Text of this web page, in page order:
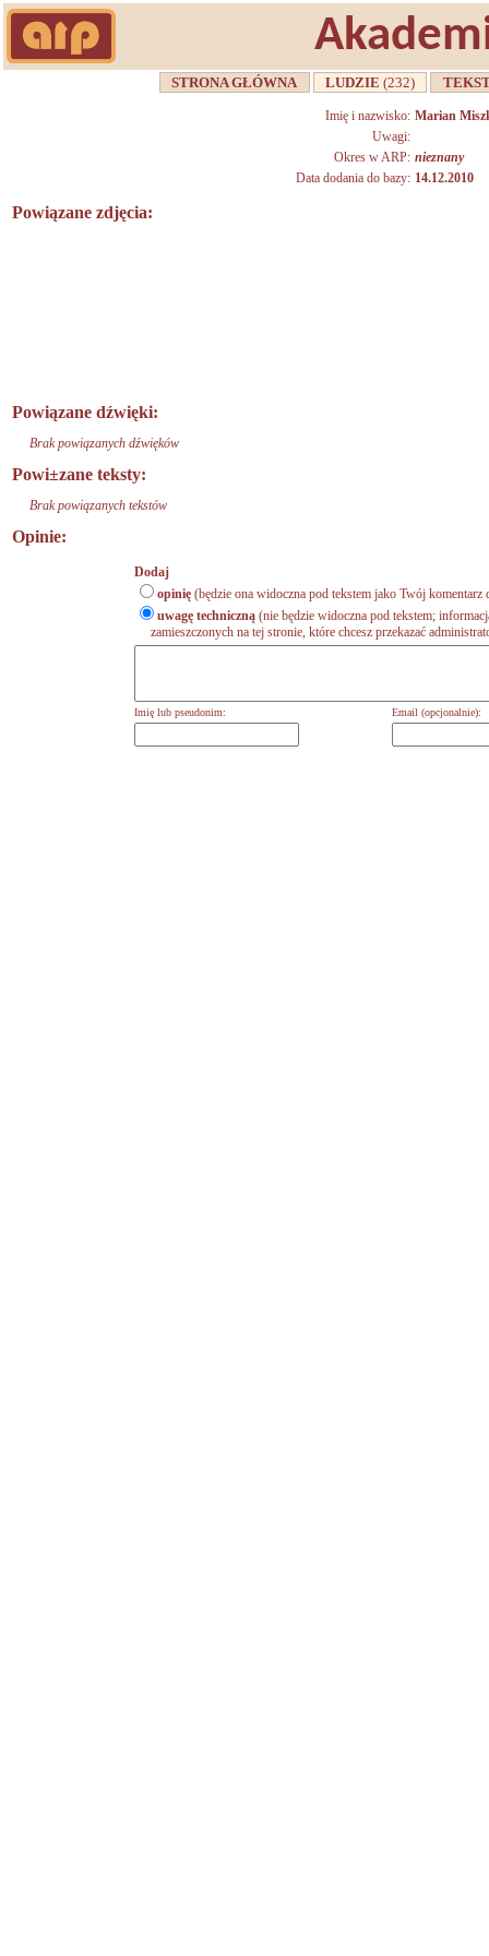
STRONA GŁÓWNA LUDZIE(232)
Imię i nazwisko: Marian
Uwagi:
Okres w ARP: nieznany
Data dodania do bazy: 14.12.2010
Powiązane zdjęcia:
Powiązane dźwięki:
Brak powiązanych dźwięków
Powi±zane teksty:
Brak powiązanych tekstów
Opinie:
Dodaj
opinię (będzie ona widoczna pod tekstem jako Twój komentarz
uwagę techniczną (nie będzie widoczna pod tekstem;
zamieszczonych na tej stronie, które chcesz przekazać
Imię lub pseudonim: Email (opcjonalnie):